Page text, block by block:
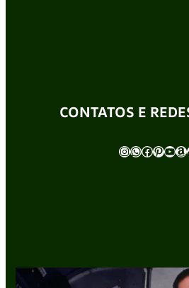
CONTATOS E
InstagramWhatsApp Facebook Pinterest Youtube Amazon